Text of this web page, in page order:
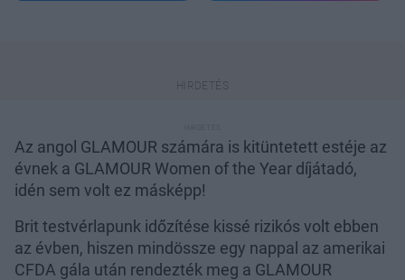
Az angol GLAMOUR számára is kitüntetett estéje az
évnek a GLAMOUR Women of the Year díjátadó,
idén sem volt ez másképp!
Brit testvérlapunk időzítése kissé rizikós volt ebben
az évben, hiszen mindössze egy nappal az amerikai
CFDA gála után rendezték meg a GLAMOUR